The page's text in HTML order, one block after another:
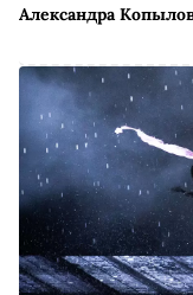
Александра